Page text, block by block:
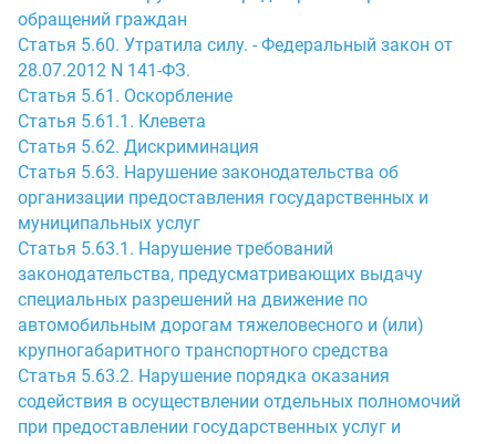
обращений граждан
Статья 5.60. Утратила силу. - Федеральный закон от
28.07.2012 N 141-ФЗ.
Статья 5.61. Оскорбление
Статья 5.61.1. Клевета
Статья 5.62. Дискриминация
Статья 5.63. Нарушение законодательства об
организации предоставления государственных и
муниципальных услуг
Статья 5.63.1. Нарушение требований
законодательства, предусматривающих выдачу
специальных разрешений на движение по
автомобильным дорогам тяжеловесного и (или)
крупногабаритного транспортного средства
Статья 5.63.2. Нарушение порядка оказания
содействия в осуществлении отдельных полномочий
при предоставлении государственных услуг и